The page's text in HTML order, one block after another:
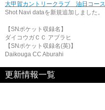
大甲賀カントリークラブ 油日コース
Shot Navi dataを新規追加しました。
【SNポケット収録名】
ダイコウガＣＣ アブラヒ
【SNポケット収録名(英)】
Daikouga CC Aburahi
更新情報一覧